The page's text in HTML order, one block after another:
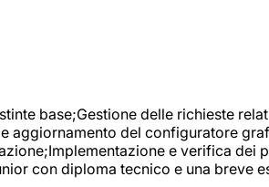
base;Gestione delle richieste
aggiornamento del configuratore
e verifica dei
con diploma tecnico e una breve